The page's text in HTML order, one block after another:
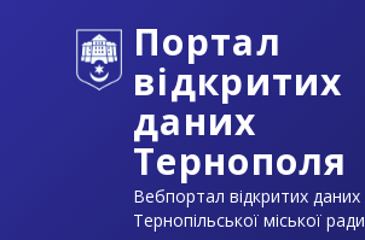
Портал
відкритих
даних
Тернополя
Вебпортал відкритих даних
Тернопільської міської ради